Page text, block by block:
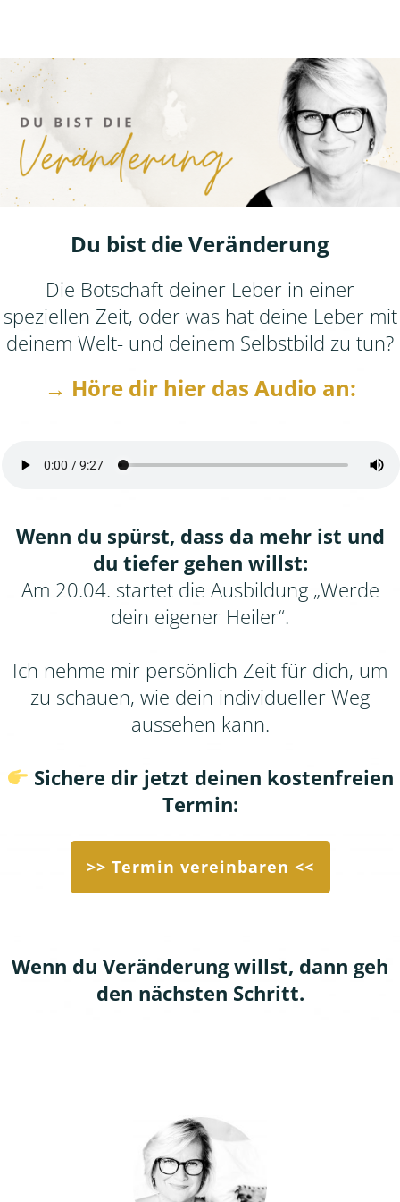
Du bist die Veränderung
Die Botschaft deiner Leber in einer
speziellen Zeit, oder was hat deine Leber mit
deinem Welt- und deinem Selbstbild zu tun?
→ Höre dir hier das Audio an:
Wenn du spürst, dass da mehr ist und
du tiefer gehen willst:
Am 20.04. startet die Ausbildung „Werde
dein eigener Heiler“.
Ich nehme mir persönlich Zeit für dich, um
zu schauen, wie dein individueller Weg
aussehen kann.
Sichere dir jetzt deinen kostenfreien
Termin:
>> Termin vereinbaren <<
Wenn du Veränderung willst, dann geh
den nächsten Schritt.